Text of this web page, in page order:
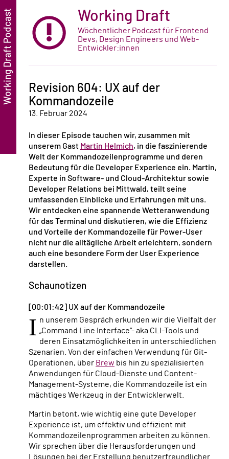
Working Draft
Wöchentlicher Podcast für Frontend
Devs, Design Engineers und Web-
Entwickler:innen
Revision 604: UX auf der
Kommandozeile
13. Februar 2024
In dieser Episode tauchen wir, zusammen mit
unserem Gast Martin Helmich, in die faszinierende
Welt der Kommandozeilenprogramme und deren
Bedeutung für die Developer Experience ein. Martin,
Experte in Software- und Cloud-Architektur sowie
Developer Relations bei Mittwald, teilt seine
umfassenden Einblicke und Erfahrungen mit uns.
Wir entdecken eine spannende Wetteranwendung
für das Terminal und diskutieren, wie die Effizienz
und Vorteile der Kommandozeile für Power-User
nicht nur die alltägliche Arbeit erleichtern, sondern
auch eine besondere Form der User Experience
darstellen.
Schaunotizen
[00:01:42] UX auf der Kommandozeile
I n unserem Gespräch erkunden wir die Vielfalt der
„Command Line Interface“- aka CLI-Tools und
deren Einsatzmöglichkeiten in unterschiedlichen
Szenarien. Von der einfachen Verwendung für Git-
Operationen, über Brew bis hin zu spezialisierten
Anwendungen für Cloud-Dienste und Content-
Management-Systeme, die Kommandozeile ist ein
mächtiges Werkzeug in der Entwicklerwelt.
Martin betont, wie wichtig eine gute Developer
Experience ist, um effektiv und effizient mit
Kommandozeilenprogrammen arbeiten zu können.
Wir sprechen über die Herausforderungen und
Lösungen bei der Erstellung benutzerfreundlicher